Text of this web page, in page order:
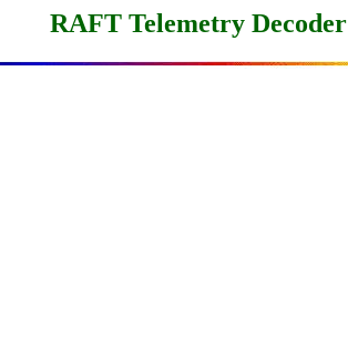
RAFT Telemetry Decoder